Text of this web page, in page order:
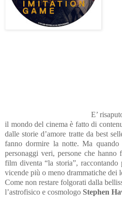
E’
il mondo del cinema è fatto di
dalle storie d’amore tratte da best
fanno dormire la notte.Ma
personaggi veri, persone che hanno
film diventa “la storia”,
vicende più o meno drammatiche dei
Come non restare folgorati dalla
l’astrofisico e cosmologo Stephen